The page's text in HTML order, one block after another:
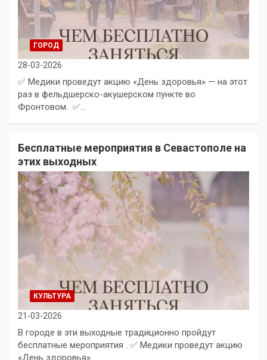
ГОРОД
28-03-2026
✅ Медики проведут акцию «День здоровья» — на этот
раз в фельдшерско-акушерском пункте во
Фронтовом. ✅…
Бесплатные мероприятия в Севастополе на
этих выходных
КУЛЬТУРА
21-03-2026
В городе в эти выходные традиционно пройдут
бесплатные мероприятия . ✅ Медики проведут акцию
«День здоровья»…